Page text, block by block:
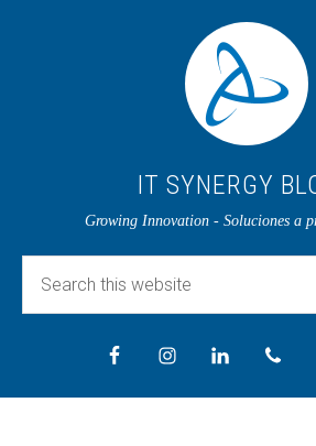
IT SYNERGY
Growing Innovation - Soluciones a